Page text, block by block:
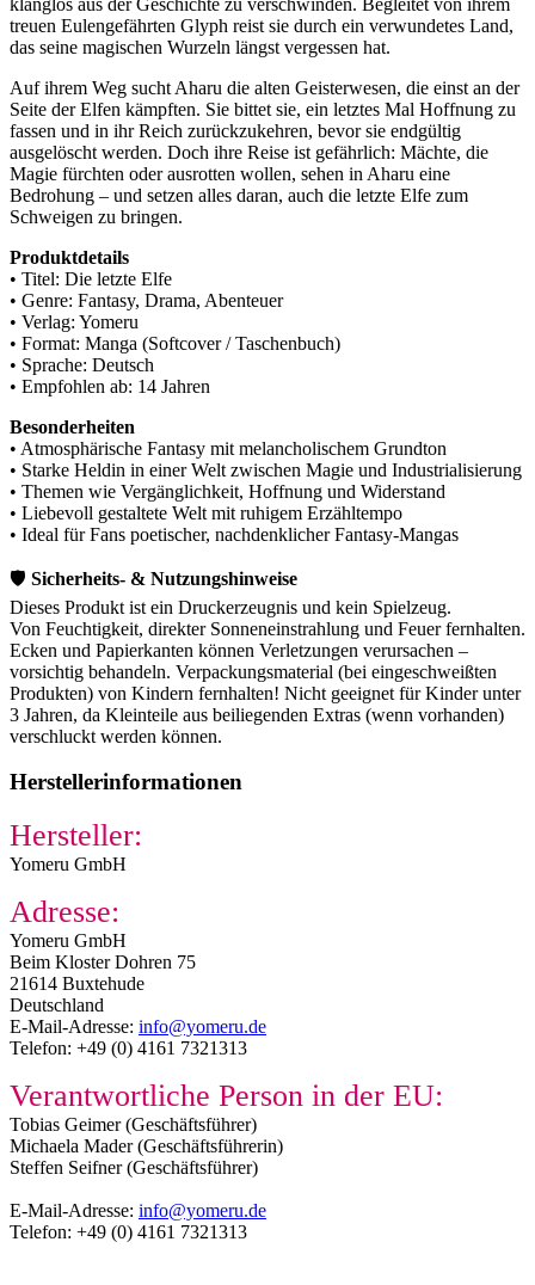
treuen Eulengefährten Glyph reist sie durch ein verwundetes Land,
das seine magischen Wurzeln längst vergessen hat.
Auf ihrem Weg sucht Aharu die alten Geisterwesen, die einst an der
Seite der Elfen kämpften. Sie bittet sie, ein letztes Mal Hoffnung zu
fassen und in ihr Reich zurückzukehren, bevor sie endgültig
ausgelöscht werden. Doch ihre Reise ist gefährlich: Mächte, die
Magie fürchten oder ausrotten wollen, sehen in Aharu eine
Bedrohung – und setzen alles daran, auch die letzte Elfe zum
Schweigen zu bringen.
Produktdetails
• Titel: Die letzte Elfe
• Genre: Fantasy, Drama, Abenteuer
• Verlag: Yomeru
• Format: Manga (Softcover / Taschenbuch)
• Sprache: Deutsch
• Empfohlen ab: 14 Jahren
Besonderheiten
• Atmosphärische Fantasy mit melancholischem Grundton
• Starke Heldin in einer Welt zwischen Magie und Industrialisierung
• Themen wie Vergänglichkeit, Hoffnung und Widerstand
• Liebevoll gestaltete Welt mit ruhigem Erzähltempo
• Ideal für Fans poetischer, nachdenklicher Fantasy-Mangas
🛡️ Sicherheits- & Nutzungshinweise
Dieses Produkt ist ein Druckerzeugnis und kein Spielzeug.
Von Feuchtigkeit, direkter Sonneneinstrahlung und Feuer fernhalten.
Ecken und Papierkanten können Verletzungen verursachen –
vorsichtig behandeln. Verpackungsmaterial (bei eingeschweißten
Produkten) von Kindern fernhalten! Nicht geeignet für Kinder unter
3 Jahren, da Kleinteile aus beiliegenden Extras (wenn vorhanden)
verschluckt werden können.
Herstellerinformationen
Hersteller:
Yomeru GmbH​
Adresse:
Yomeru GmbH​
Beim Kloster Dohren 75​
21614 Buxtehude​
Deutschland
E-Mail-Adresse: info@yomeru.de
Telefon: +49 (0) 4161 7321313
Verantwortliche Person in der EU:
Tobias Geimer (Geschäftsführer)
Michaela Mader (Geschäftsführerin)
Steffen Seifner (Geschäftsführer)
E-Mail-Adresse: info@yomeru.de
Telefon: +49 (0) 4161 7321313